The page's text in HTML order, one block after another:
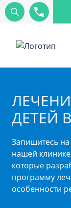
ДЕТЕЙ
Запишитесь на
нашей
которые
программу
особенности